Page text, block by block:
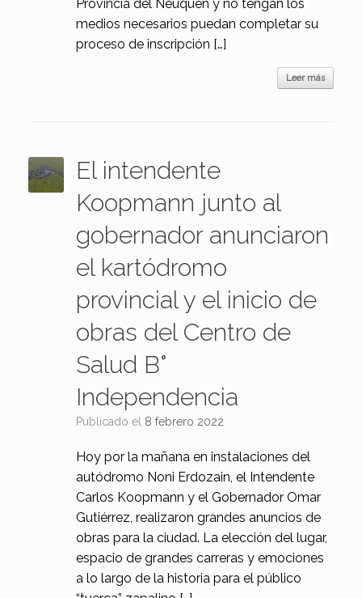
Provincia del Neuquén y no tengan los
medios necesarios puedan completar su
proceso de inscripción […]
Leer más
El intendente
Koopmann junto al
gobernador anunciaron
el kartódromo
provincial y el inicio de
obras del Centro de
Salud B°
Independencia
Publicado el 8 febrero 2022
Hoy por la mañana en instalaciones del
autódromo Noni Erdozain, el Intendente
Carlos Koopmann y el Gobernador Omar
Gutiérrez, realizaron grandes anuncios de
obras para la ciudad. La elección del lugar,
espacio de grandes carreras y emociones
a lo largo de la historia para el público